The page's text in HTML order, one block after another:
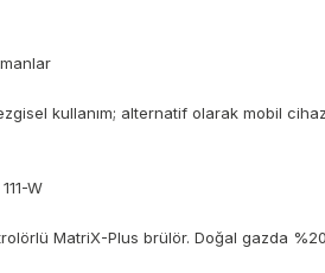
kullanım; alternatif olarak mobil
W
MatriX-Plus brülör. Doğal gazda